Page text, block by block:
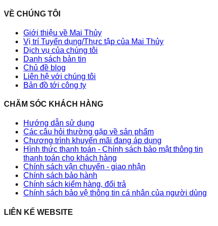
VỀ CHÚNG TÔI
Giới thiệu về Mai Thủy
Vị trí Tuyển dụng/Thực tập của Mai Thủy
Dịch vụ của chúng tôi
Danh sách bản tin
Chủ đề blog
Liên hệ với chúng tôi
Bản đồ tới công ty
CHĂM SÓC KHÁCH HÀNG
Hướng dẫn sử dụng
Các câu hỏi thường gặp về sản phẩm
Chương trình khuyến mãi đang áp dụng
Hình thức thanh toán - Chính sách bảo mật thông tin
thanh toán cho khách hàng
Chính sách vận chuyển - giao nhận
Chính sách bảo hành
Chính sách kiểm hàng, đổi trả
Chính sách bảo vệ thông tin cá nhân của người dùng
LIÊN KẾ WEBSITE